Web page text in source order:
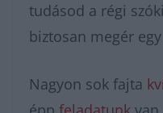
tudásod a régi
biztosan megér
Nagyon sok fajta